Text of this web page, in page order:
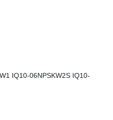
IQ10-06NPSKW2S IQ10-